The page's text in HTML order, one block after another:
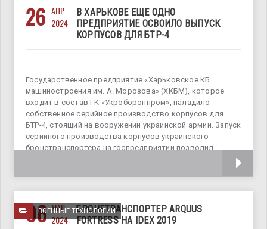
26 АПР
2024
В ХАРЬКОВЕ ЕЩЕ ОДНО
ПРЕДПРИЯТИЕ ОСВОИЛО ВЫПУСК
КОРПУСОВ ДЛЯ БТР-4
Государственное предприятие «Харьковское КБ
машиностроения им. А. Морозова» (ХКБМ), которое
входит в состав ГК «Укроборонпром», наладило
собственное серийное производство корпусов для
БТР-4, стоящий на вооружении украинской армии. Запуск
серийного производства корпусов украинского
бронетранспортера на госпредприятии позволил
ВОЕННЫЕ ТЕХНОЛОГИИ
06 МАР
2024
БРОНЕТРАНСПОРТЕР ARQUUS
FORTRESS НА IDEX 2019